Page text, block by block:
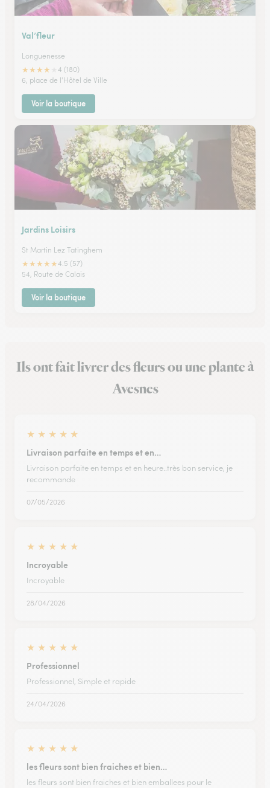
Val’fleur
Longuenesse
★★★★
4 (180)
6, place de l'Hôtel de Ville
Voir la boutique
Jardins Loisirs
St Martin Lez Tatinghem
★★★★★4.5 (57)
54, Route de Calais
Voir la boutique
Ils ont fait livrer des fleurs ou une plante à
Avesnes
★ ★ ★ ★ ★
Livraison parfaite en temps et en…
Livraison parfaite en temps et en heure..très bon service, je
recommande
07/05/2026
★ ★ ★ ★ ★
Incroyable
Incroyable
28/04/2026
★ ★ ★ ★ ★
Professionnel
Professionnel, Simple et rapide
24/04/2026
★ ★ ★ ★ ★
les fleurs sont bien fraiches et bien…
les fleurs sont bien fraiches et bien emballees pour le